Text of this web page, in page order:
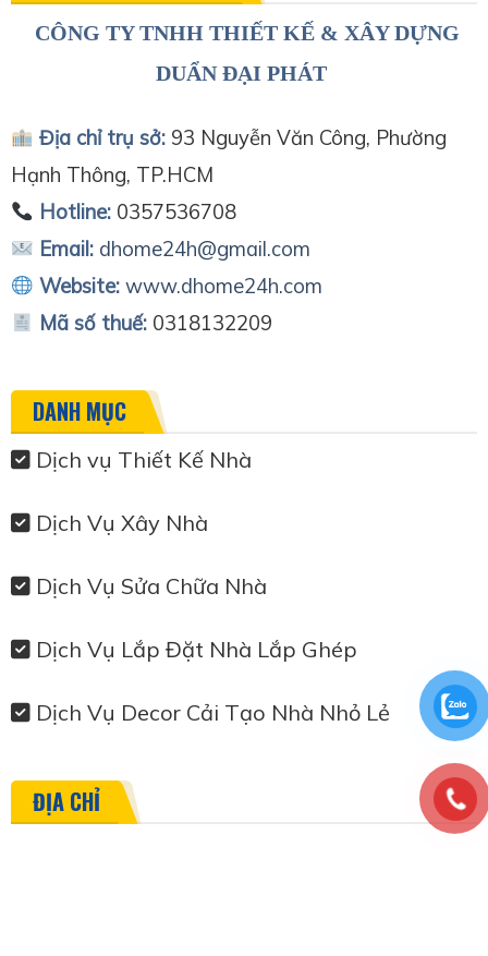
CÔNG TY TNHH THIẾT KẾ & XÂY DỰNG
DUẨN ĐẠI PHÁT
Địa chỉ trụ sở:93 Nguyễn Văn Công, Phường
Hạnh Thông, TP.HCM
Hotline:0357536708
Email: dhome24h@gmail.com
Website: www.dhome24h.com
Mã số thuế: 0318132209
DANH MỤC
Dịch vụ Thiết Kế Nhà
Dịch Vụ Xây Nhà
Dịch Vụ Sửa Chữa Nhà
Dịch Vụ Lắp Đặt Nhà Lắp Ghép
Dịch Vụ Decor Cải Tạo Nhà Nhỏ Lẻ
ĐỊA CHỈ